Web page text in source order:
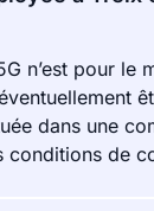
n’est pour le
dans une
conditions de